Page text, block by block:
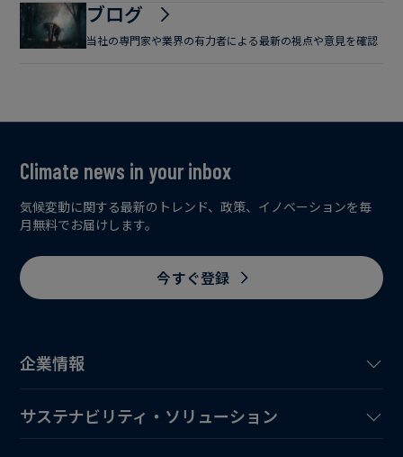
ブログ
当社の専門家や業界の有力者による最新の視点や意見を確認
企業情報
サステナビリティ・ソリューション
Climate news in your inbox
気候変動に関する最新のトレンド、政策、イノベーションを毎
月無料でお届けします。
今すぐ登録